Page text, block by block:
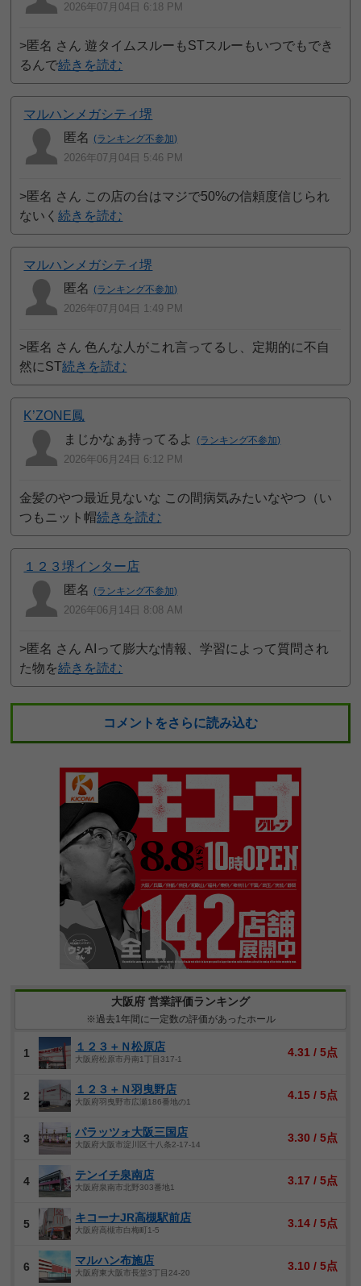
2026年07月04日 6:18 PM
>匿名 さん 遊タイムスルーもSTスルーもいつでもでき
るんで続きを読む
マルハンメガシティ堺
匿名 (ランキング不参加)
2026年07月04日 5:46 PM
>匿名 さん この店の台はマジで50%の信頼度信じられ
ないく続きを読む
マルハンメガシティ堺
匿名 (ランキング不参加)
2026年07月04日 1:49 PM
>匿名 さん 色んな人がこれ言ってるし、定期的に不自
然にST続きを読む
K’ZONE鳳
まじかなぁ持ってるよ
(ランキング不参加)
2026年06月24日 6:12 PM
金髪のやつ最近見ないな この間病気みたいなやつ（い
つもニット帽続きを読む
１２３堺インター店
匿名 (ランキング不参加)
2026年06月14日 8:08 AM
>匿名 さん AIって膨大な情報、学習によって質問され
た物を続きを読む
コメントをさらに読み込む
大阪府 営業評価ランキング
※過去1年間に一定数の評価があったホール
1 １２３＋Ｎ松原店
大阪府松原市丹南1丁目317-1
4.31 / 5点
2 １２３＋Ｎ羽曳野店
大阪府羽曳野市広瀬186番地の1
4.15 / 5点
3 パラッツォ大阪三国店
大阪府大阪市淀川区十八条2-17-14
3.30 / 5点
4 テンイチ泉南店
大阪府泉南市北野303番地1
3.17 / 5点
5 キコーナJR高槻駅前店
大阪府高槻市白梅町1-5
3.14 / 5点
6 マルハン布施店
大阪府東大阪市長堂3丁目24-20
3.10 / 5点